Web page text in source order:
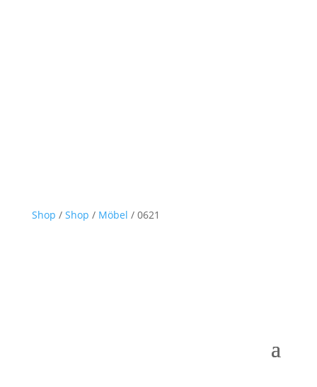
Shop / Shop / Möbel / 0621